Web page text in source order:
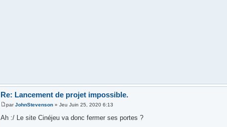
Re: Lancement de projet impossible.
parJohnStevenson» Jeu Juin 25, 2020 6:13
Ah :/ Le site Cinéjeu va donc fermer ses portes ?